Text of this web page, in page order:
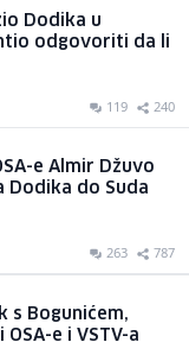
Dodika u
odgovoriti da li
119 240
e Almir Džuvo
Dodika do Suda
263 787
s Bogunićem,
e i VSTV-a